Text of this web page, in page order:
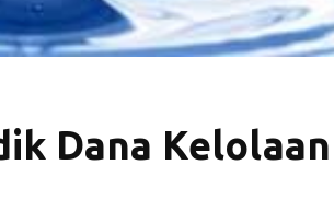
Dana Kelolaan